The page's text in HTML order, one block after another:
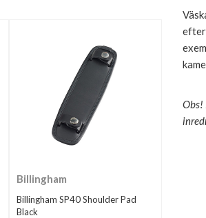
Obs!
Billingham
Billingham SP40 Shoulder Pad
Black